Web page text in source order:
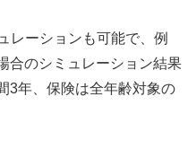
レーションも可能で、例
合のシミュレーション結果
3年、保険は全年齢対象の